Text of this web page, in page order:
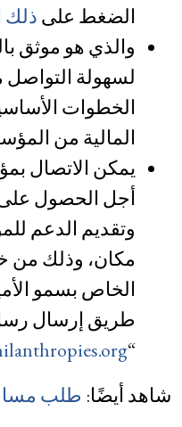
الضغط علىذلك
والذي هو موثق
لسهولة
الخطوات
المالية من
يمكن الاتصال
أجل الحصول على
وتقديم الدعم
مكان، وذلك من
الخاص بسمو
طريق إرسال
“
شاهد أيضًا:طلب مساعدة